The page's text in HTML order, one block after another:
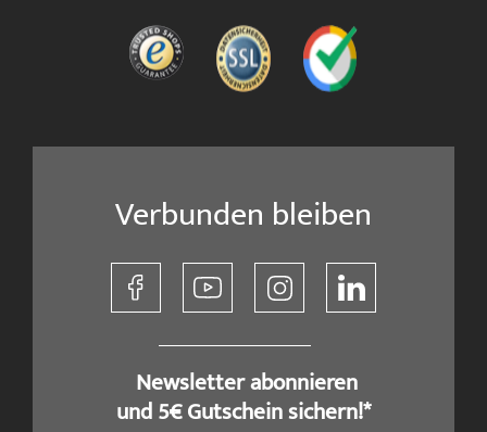
Verbunden bleiben
​ Newsletter abonnieren
und 5€ Gutschein sichern!*